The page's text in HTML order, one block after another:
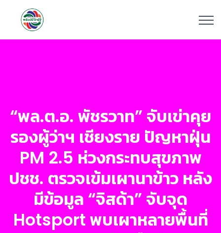
“พล.ต.อ. พัชรวาท” จับเข่าคุย
รองผู้ว่าฯ เชียงราย ปัญหาฝุ่น
PM 2.5 ห่วงกระทบสุขภาพ
ปชช. ตรวจเข้มเผานาข้าว หลัง
มีข้อมูล “จิสด้า” จับจุด
Hotsport พบเผาหลายพื้นที่